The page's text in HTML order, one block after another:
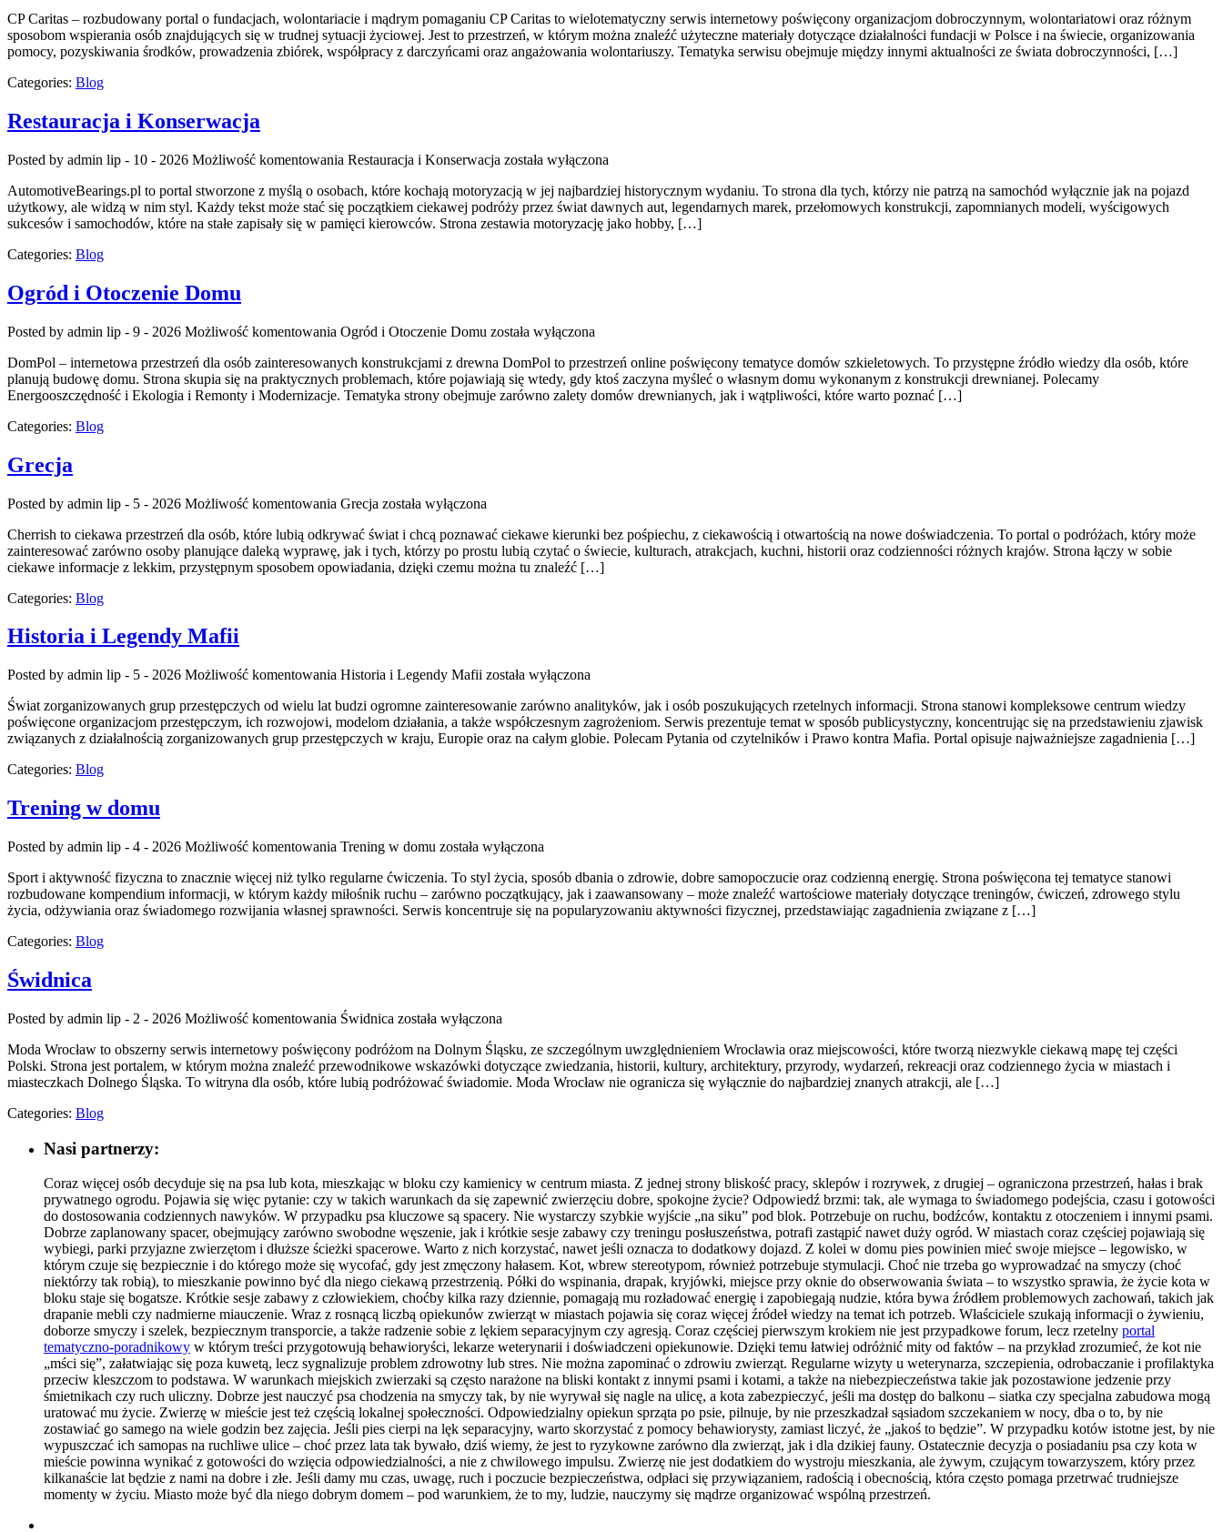
CP Caritas – rozbudowany portal o fundacjach, wolontariacie i mądrym pomaganiu CP Caritas to wielotematyczny serwis internetowy poświęcony organizacjom dobroczynnym, wolontariatowi oraz różnym
sposobom wspierania osób znajdujących się w trudnej sytuacji życiowej. Jest to przestrzeń, w którym można znaleźć użyteczne materiały dotyczące działalności fundacji w Polsce i na świecie, organizowania
pomocy, pozyskiwania środków, prowadzenia zbiórek, współpracy z darczyńcami oraz angażowania wolontariuszy. Tematyka serwisu obejmuje między innymi aktualności ze świata dobroczynności, […]
Categories: Blog
Restauracja i Konserwacja
Posted by admin lip - 10 - 2026 Możliwość komentowania Restauracja i Konserwacja została wyłączona
AutomotiveBearings.pl to portal stworzone z myślą o osobach, które kochają motoryzacją w jej najbardziej historycznym wydaniu. To strona dla tych, którzy nie patrzą na samochód wyłącznie jak na pojazd
użytkowy, ale widzą w nim styl. Każdy tekst może stać się początkiem ciekawej podróży przez świat dawnych aut, legendarnych marek, przełomowych konstrukcji, zapomnianych modeli, wyścigowych
sukcesów i samochodów, które na stałe zapisały się w pamięci kierowców. Strona zestawia motoryzację jako hobby, […]
Categories: Blog
Ogród i Otoczenie Domu
Posted by admin lip - 9 - 2026 Możliwość komentowania Ogród i Otoczenie Domu została wyłączona
DomPol – internetowa przestrzeń dla osób zainteresowanych konstrukcjami z drewna DomPol to przestrzeń online poświęcony tematyce domów szkieletowych. To przystępne źródło wiedzy dla osób, które
planują budowę domu. Strona skupia się na praktycznych problemach, które pojawiają się wtedy, gdy ktoś zaczyna myśleć o własnym domu wykonanym z konstrukcji drewnianej. Polecamy
Energooszczędność i Ekologia i Remonty i Modernizacje. Tematyka strony obejmuje zarówno zalety domów drewnianych, jak i wątpliwości, które warto poznać […]
Categories: Blog
Grecja
Posted by admin lip - 5 - 2026 Możliwość komentowania Grecja została wyłączona
Cherrish to ciekawa przestrzeń dla osób, które lubią odkrywać świat i chcą poznawać ciekawe kierunki bez pośpiechu, z ciekawością i otwartością na nowe doświadczenia. To portal o podróżach, który może
zainteresować zarówno osoby planujące daleką wyprawę, jak i tych, którzy po prostu lubią czytać o świecie, kulturach, atrakcjach, kuchni, historii oraz codzienności różnych krajów. Strona łączy w sobie
ciekawe informacje z lekkim, przystępnym sposobem opowiadania, dzięki czemu można tu znaleźć […]
Categories: Blog
Historia i Legendy Mafii
Posted by admin lip - 5 - 2026 Możliwość komentowania Historia i Legendy Mafii została wyłączona
Świat zorganizowanych grup przestępczych od wielu lat budzi ogromne zainteresowanie zarówno analityków, jak i osób poszukujących rzetelnych informacji. Strona stanowi kompleksowe centrum wiedzy
poświęcone organizacjom przestępczym, ich rozwojowi, modelom działania, a także współczesnym zagrożeniom. Serwis prezentuje temat w sposób publicystyczny, koncentrując się na przedstawieniu zjawisk
związanych z działalnością zorganizowanych grup przestępczych w kraju, Europie oraz na całym globie. Polecam Pytania od czytelników i Prawo kontra Mafia. Portal opisuje najważniejsze zagadnienia […]
Categories: Blog
Trening w domu
Posted by admin lip - 4 - 2026 Możliwość komentowania Trening w domu została wyłączona
Sport i aktywność fizyczna to znacznie więcej niż tylko regularne ćwiczenia. To styl życia, sposób dbania o zdrowie, dobre samopoczucie oraz codzienną energię. Strona poświęcona tej tematyce stanowi
rozbudowane kompendium informacji, w którym każdy miłośnik ruchu – zarówno początkujący, jak i zaawansowany – może znaleźć wartościowe materiały dotyczące treningów, ćwiczeń, zdrowego stylu
życia, odżywiania oraz świadomego rozwijania własnej sprawności. Serwis koncentruje się na popularyzowaniu aktywności fizycznej, przedstawiając zagadnienia związane z […]
Categories: Blog
Świdnica
Posted by admin lip - 2 - 2026 Możliwość komentowania Świdnica została wyłączona
Moda Wrocław to obszerny serwis internetowy poświęcony podróżom na Dolnym Śląsku, ze szczególnym uwzględnieniem Wrocławia oraz miejscowości, które tworzą niezwykle ciekawą mapę tej części
Polski. Strona jest portalem, w którym można znaleźć przewodnikowe wskazówki dotyczące zwiedzania, historii, kultury, architektury, przyrody, wydarzeń, rekreacji oraz codziennego życia w miastach i
miasteczkach Dolnego Śląska. To witryna dla osób, które lubią podróżować świadomie. Moda Wrocław nie ogranicza się wyłącznie do najbardziej znanych atrakcji, ale […]
Categories: Blog
Nasi partnerzy:
Coraz więcej osób decyduje się na psa lub kota, mieszkając w bloku czy kamienicy w centrum miasta. Z jednej strony bliskość pracy, sklepów i rozrywek, z drugiej – ograniczona przestrzeń, hałas i brak
prywatnego ogrodu. Pojawia się więc pytanie: czy w takich warunkach da się zapewnić zwierzęciu dobre, spokojne życie? Odpowiedź brzmi: tak, ale wymaga to świadomego podejścia, czasu i gotowości
do dostosowania codziennych nawyków. W przypadku psa kluczowe są spacery. Nie wystarczy szybkie wyjście „na siku” pod blok. Potrzebuje on ruchu, bodźców, kontaktu z otoczeniem i innymi psami.
Dobrze zaplanowany spacer, obejmujący zarówno swobodne węszenie, jak i krótkie sesje zabawy czy treningu posłuszeństwa, potrafi zastąpić nawet duży ogród. W miastach coraz częściej pojawiają się
wybiegi, parki przyjazne zwierzętom i dłuższe ścieżki spacerowe. Warto z nich korzystać, nawet jeśli oznacza to dodatkowy dojazd. Z kolei w domu pies powinien mieć swoje miejsce – legowisko, w
którym czuje się bezpiecznie i do którego może się wycofać, gdy jest zmęczony hałasem. Kot, wbrew stereotypom, również potrzebuje stymulacji. Choć nie trzeba go wyprowadzać na smyczy (choć
niektórzy tak robią), to mieszkanie powinno być dla niego ciekawą przestrzenią. Półki do wspinania, drapak, kryjówki, miejsce przy oknie do obserwowania świata – to wszystko sprawia, że życie kota w
bloku staje się bogatsze. Krótkie sesje zabawy z człowiekiem, choćby kilka razy dziennie, pomagają mu rozładować energię i zapobiegają nudzie, która bywa źródłem problemowych zachowań, takich jak
drapanie mebli czy nadmierne miauczenie. Wraz z rosnącą liczbą opiekunów zwierząt w miastach pojawia się coraz więcej źródeł wiedzy na temat ich potrzeb. Właściciele szukają informacji o żywieniu,
doborze smyczy i szelek, bezpiecznym transporcie, a także radzenie sobie z lękiem separacyjnym czy agresją. Coraz częściej pierwszym krokiem nie jest przypadkowe forum, lecz rzetelny portal
tematyczno-poradnikowy w którym treści przygotowują behawioryści, lekarze weterynarii i doświadczeni opiekunowie. Dzięki temu łatwiej odróżnić mity od faktów – na przykład zrozumieć, że kot nie
„mści się”, załatwiając się poza kuwetą, lecz sygnalizuje problem zdrowotny lub stres. Nie można zapominać o zdrowiu zwierząt. Regularne wizyty u weterynarza, szczepienia, odrobaczanie i profilaktyka
przeciw kleszczom to podstawa. W warunkach miejskich zwierzaki są często narażone na bliski kontakt z innymi psami i kotami, a także na niebezpieczeństwa takie jak pozostawione jedzenie przy
śmietnikach czy ruch uliczny. Dobrze jest nauczyć psa chodzenia na smyczy tak, by nie wyrywał się nagle na ulicę, a kota zabezpieczyć, jeśli ma dostęp do balkonu – siatka czy specjalna zabudowa mogą
uratować mu życie. Zwierzę w mieście jest też częścią lokalnej społeczności. Odpowiedzialny opiekun sprząta po psie, pilnuje, by nie przeszkadzał sąsiadom szczekaniem w nocy, dba o to, by nie
zostawiać go samego na wiele godzin bez zajęcia. Jeśli pies cierpi na lęk separacyjny, warto skorzystać z pomocy behawiorysty, zamiast liczyć, że „jakoś to będzie”. W przypadku kotów istotne jest, by nie
wypuszczać ich samopas na ruchliwe ulice – choć przez lata tak bywało, dziś wiemy, że jest to ryzykowne zarówno dla zwierząt, jak i dla dzikiej fauny. Ostatecznie decyzja o posiadaniu psa czy kota w
mieście powinna wynikać z gotowości do wzięcia odpowiedzialności, a nie z chwilowego impulsu. Zwierzę nie jest dodatkiem do wystroju mieszkania, ale żywym, czującym towarzyszem, który przez
kilkanaście lat będzie z nami na dobre i złe. Jeśli damy mu czas, uwagę, ruch i poczucie bezpieczeństwa, odpłaci się przywiązaniem, radością i obecnością, która często pomaga przetrwać trudniejsze
momenty w życiu. Miasto może być dla niego dobrym domem – pod warunkiem, że to my, ludzie, nauczymy się mądrze organizować wspólną przestrzeń.